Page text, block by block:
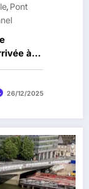
, Pont
à
26/12/2025